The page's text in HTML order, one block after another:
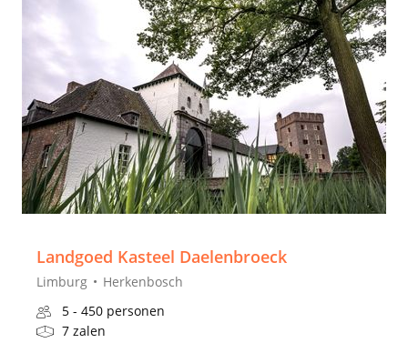
Landgoed Kasteel Daelenbroeck
Limburg
Herkenbosch
5 - 450 personen
7 zalen